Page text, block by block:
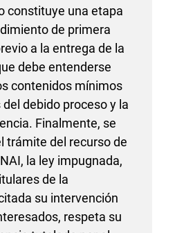
constituye una etapa
de primera
a la entrega de la
debe entenderse
contenidos mínimos
debido proceso y la
Finalmente, se
trámite del recurso de
la ley impugnada,
de la
su intervención
respeta su